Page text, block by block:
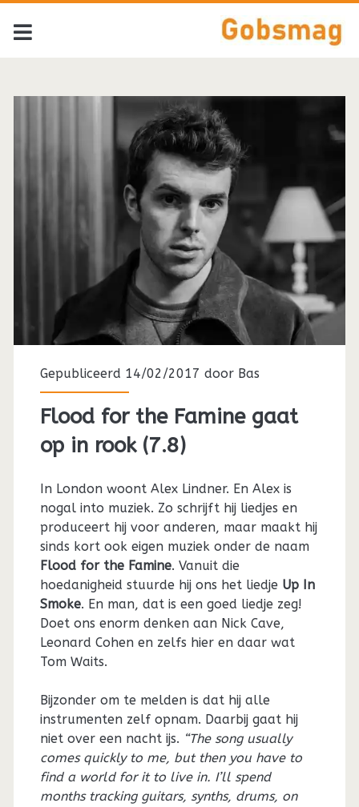
Gepubliceerd 14/02/2017 door Bas
Flood for the Famine gaat
op in rook (7.8)
In London woont Alex Lindner. En Alex is
nogal into muziek. Zo schrijft hij liedjes en
produceert hij voor anderen, maar maakt hij
sinds kort ook eigen muziek onder de naam
Flood for the Famine. Vanuit die
hoedanigheid stuurde hij ons het liedje Up In
Smoke. En man, dat is een goed liedje zeg!
Doet ons enorm denken aan Nick Cave,
Leonard Cohen en zelfs hier en daar wat
Tom Waits.
Bijzonder om te melden is dat hij alle
instrumenten zelf opnam. Daarbij gaat hij
niet over een nacht ijs. “The song usually
comes quickly to me, but then you have to
find a world for it to live in. I’ll spend
months tracking guitars, synths, drums, on